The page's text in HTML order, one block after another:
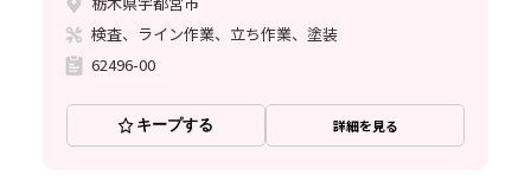
検査、ライン作業、立ち作業、塗装
62496-00
キープする 詳細を見る